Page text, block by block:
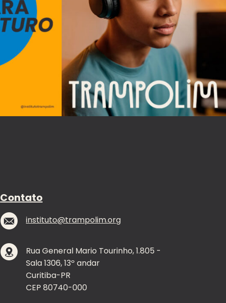
Contato
instituto@trampolim.org
Rua General Mario Tourinho, 1.805 -
Sala 1306, 13º andar
Curitiba-PR
CEP 80740-000